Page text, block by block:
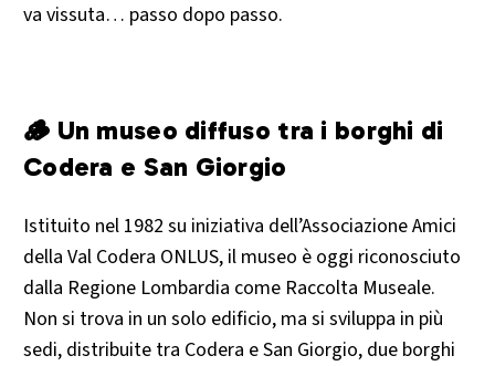
va vissuta… passo dopo passo.
🪵 Un museo diffuso tra i borghi di
Codera e San Giorgio
Istituito nel 1982 su iniziativa dell’Associazione Amici
della Val Codera ONLUS, il museo è oggi riconosciuto
dalla Regione Lombardia come Raccolta Museale.
Non si trova in un solo edificio, ma si sviluppa in più
sedi, distribuite tra Codera e San Giorgio, due borghi